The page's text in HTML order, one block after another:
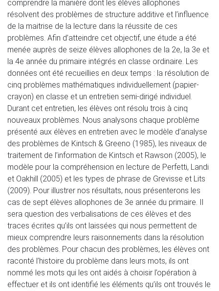
comprendre la manière dont les élèves allophones
résolvent des problèmes de structure additive et l’influence
de la maitrise de la lecture dans la réussite de ces
problèmes. Afin d’atteindre cet objectif, une étude a été
menée auprès de seize élèves allophones de la 2e, la 3e et
la 4e année du primaire intégrés en classe ordinaire. Les
données ont été recueillies en deux temps : la résolution de
cinq problèmes mathématiques individuellement (papier-
crayon) en classe et un entretien semi-dirigé individuel.
Durant cet entretien, les élèves ont résolu trois à cinq
nouveaux problèmes. Nous analysons chaque problème
présenté aux élèves en entretien avec le modèle d’analyse
des problèmes de Kintsch & Greeno (1985), les niveaux de
traitement de l’information de Kintsch et Rawson (2005), le
modèle pour la compréhension en lecture de Perfetti, Landi
et Oakhill (2005) et les types de phrase de Grevisse et Lits
(2009). Pour illustrer nos résultats, nous présenterons les
cas de sept élèves allophones de 3e année du primaire. Il
sera question des verbalisations de ces élèves et des
traces écrites qu’ils ont laissées qui nous permettent de
mieux comprendre leurs raisonnements dans la résolution
des problèmes. Pour chacun des problèmes, les élèves ont
raconté l’histoire du problème dans leurs mots, ils ont
nommé les mots qui les ont aidés à choisir l’opération à
effectuer et ils ont identifié les éléments qu’ils ont trouvés le